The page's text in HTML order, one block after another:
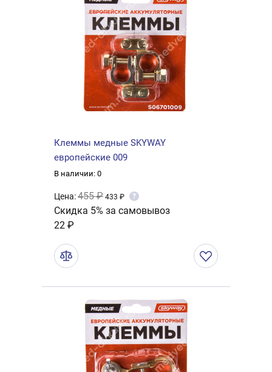
Клеммы медные SKYWAY
европейские 009
В наличии: 0
Цена:455 ₽ 433 ₽ ?
Скидка 5% за самовывоз
22 ₽